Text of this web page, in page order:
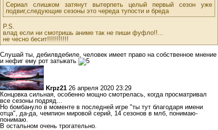
Сериал слишком затянут вытерпеть целый первый сезон уже
подвиг,следующие сезоны это череда тупости и бреда
P.S.
влад если ни смотришь аниме так не пиши фуфло!!...
не чесно бесит!!!!!!!!!!!
Слушай ты, дебилвдебиле, человек имеет право на собственное мнение
и нефиг ему рот затыкать
Krpz21 26 апреля 2020 23:29
Концовка сильная, особенно мощно смотрелась, когда просматривал
все сезоны подряд...
Но бомбануло в моменте в последней игре "ты тут благодаря имени
отца", да-да, чемпион мировой серий, 14 сезонов в млб, понимаю-
понимаю.
В остальном очень трогательно.